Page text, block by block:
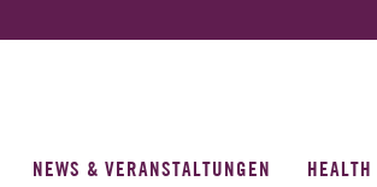
NEWS & VERANSTALTUNGEN